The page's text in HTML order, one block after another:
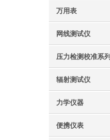
万用表
网线测试仪
压力检测校准系列
辐射测试仪
力学仪器
便携仪表